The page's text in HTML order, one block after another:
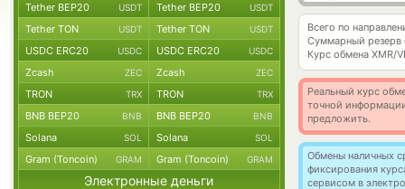
Всего по
Суммарный резерв
Курс обмена XMR/
Реальный курс
точной
предложить.
Обмены наличных
фиксирования
сервисом в
Tether BEP20 USDT Tether BEP20 USDT
Tether TON USDT Tether TON USDT
USDC ERC20 USDC USDC ERC20 USDC
Zcash ZEC Zcash ZEC
TRON TRX TRON TRX
BNB BEP20 BNB BNB BEP20 BNB
Solana SOL Solana SOL
Gram (Toncoin) GRAM Gram (Toncoin) GRAM
Электронные деньги